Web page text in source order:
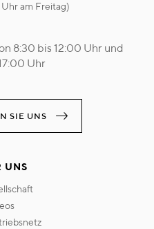
am Freitag)
8:30 bis 12:00 Uhr und
Uhr
SIE UNS
UNS